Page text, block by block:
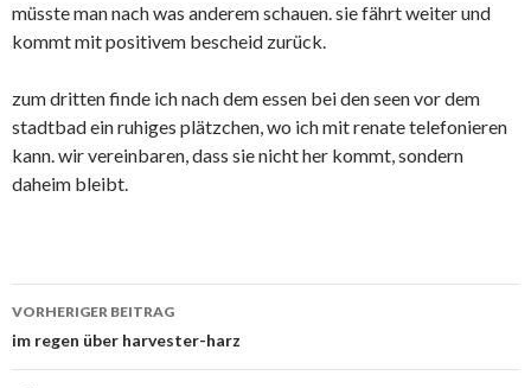
müsste man nach was anderem schauen. sie fährt weiter und
kommt mit positivem bescheid zurück.
zum dritten finde ich nach dem essen bei den seen vor dem
stadtbad ein ruhiges plätzchen, wo ich mit renate telefonieren
kann. wir vereinbaren, dass sie nicht her kommt, sondern
daheim bleibt.
Beitrags-
Navigation
VORHERIGER BEITRAG
im regen über harvester-harz